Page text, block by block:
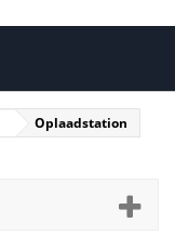
Oplaadstation